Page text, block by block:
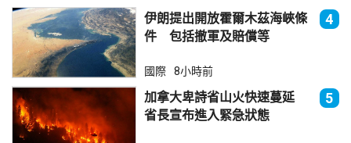
伊朗提出開放霍爾木茲海峽條
件 包括撤軍及賠償等
4
國際 8小時前
加拿大卑詩省山火快速蔓延
省長宣布進入緊急狀態
5